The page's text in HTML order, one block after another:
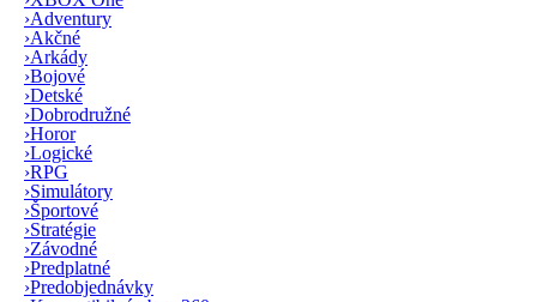
›Adventury
›Akčné
›Arkády
›Bojové
›Detské
›Dobrodružné
›Horor
›Logické
›RPG
›Simulátory
›Športové
›Stratégie
›Závodné
›Predplatné
›Predobjednávky